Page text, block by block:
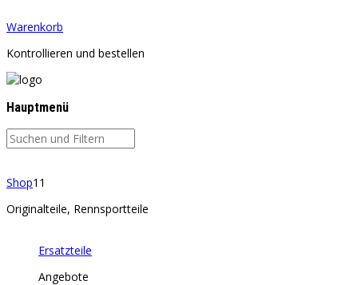
Warenkorb
Kontrollieren und bestellen
Hauptmenü
Shop11
Originalteile, Rennsportteile
Ersatzteile
Angebote